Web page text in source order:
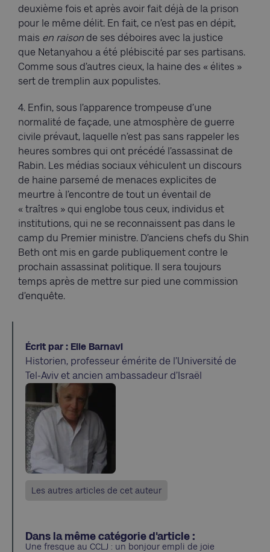
deuxième fois et après avoir fait déjà de la prison
pour le même délit. En fait, ce n’est pas en dépit,
mais en raison de ses déboires avec la justice
que Netanyahou a été plébiscité par ses partisans.
Comme sous d’autres cieux, la haine des « élites »
sert de tremplin aux populistes.
4. Enfin, sous l’apparence trompeuse d’une
normalité de façade, une atmosphère de guerre
civile prévaut, laquelle n’est pas sans rappeler les
heures sombres qui ont précédé l’assassinat de
Rabin. Les médias sociaux véhiculent un discours
de haine parsemé de menaces explicites de
meurtre à l’encontre de tout un éventail de
« traîtres » qui englobe tous ceux, individus et
institutions, qui ne se reconnaissent pas dans le
camp du Premier ministre. D’anciens chefs du Shin
Beth ont mis en garde publiquement contre le
prochain assassinat politique. Il sera toujours
temps après de mettre sur pied une commission
d’enquête.
Écrit par : Elie Barnavi
Historien, professeur émérite de l’Université de
Tel-Aviv et ancien ambassadeur d’Israël
Les autres articles de cet auteur
Dans la même catégorie d'article :
Une fresque au CCLJ : un bonjour empli de joie